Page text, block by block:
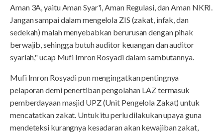
Aman 3A, yaitu Aman Syar'i, Aman Regulasi, dan Aman NKRI.
Jangan sampai dalam mengelola ZIS (zakat, infak, dan
sedekah) malah menyebabkan berurusan dengan pihak
berwajib, sehingga butuh auditor keuangan dan auditor
syariah," ucap Mufi Imron Rosyadi dalam sambutannya.
Mufi Imron Rosyadi pun mengingatkan pentingnya
pelaporan demi penertiban pengolahan LAZ termasuk
pemberdayaan masjid UPZ (Unit Pengelola Zakat) untuk
mencatatkan zakat. Untuk itu perlu dilakukan upaya guna
mendeteksi kurangnya kesadaran akan kewajiban zakat,